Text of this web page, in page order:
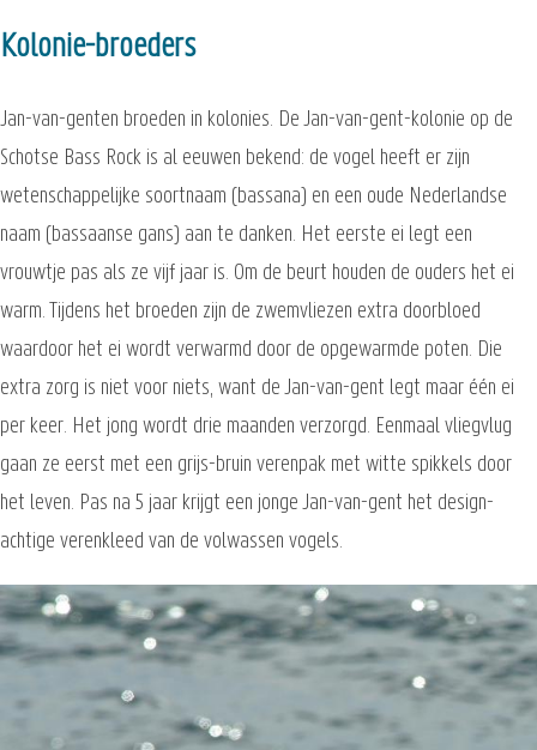
Kolonie-broeders
Jan-van-genten broeden in kolonies. De Jan-van-gent-kolonie op de
Schotse Bass Rock is al eeuwen bekend: de vogel heeft er zijn
wetenschappelijke soortnaam (bassana) en een oude Nederlandse
naam (bassaanse gans) aan te danken. Het eerste ei legt een
vrouwtje pas als ze vijf jaar is. Om de beurt houden de ouders het ei
warm. Tijdens het broeden zijn de zwemvliezen extra doorbloed
waardoor het ei wordt verwarmd door de opgewarmde poten. Die
extra zorg is niet voor niets, want de Jan-van-gent legt maar één ei
per keer. Het jong wordt drie maanden verzorgd. Eenmaal vliegvlug
gaan ze eerst met een grijs-bruin verenpak met witte spikkels door
het leven. Pas na 5 jaar krijgt een jonge Jan-van-gent het design-
achtige verenkleed van de volwassen vogels.